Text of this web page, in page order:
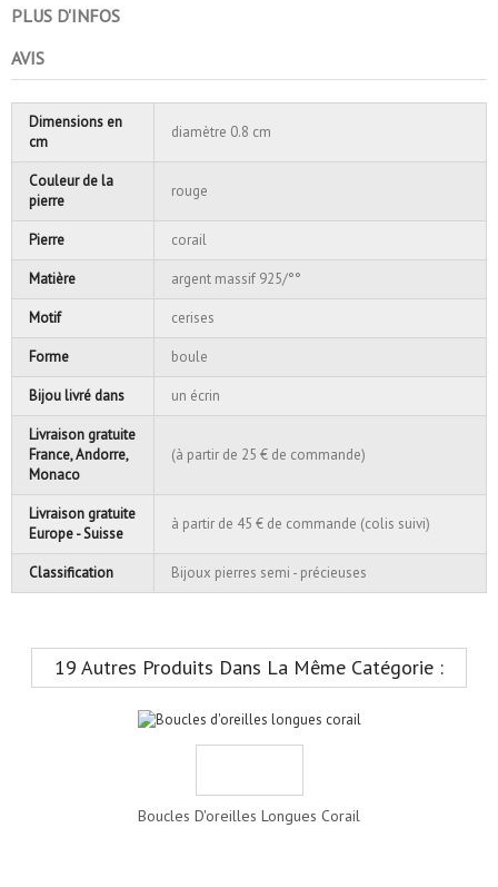
PLUS D'INFOS
AVIS
Dimensions en
cm
diamètre 0.8 cm
Couleur de la
pierre
rouge
Pierre corail
Matière argent massif 925/°°
Motif cerises
Forme boule
Bijou livré dans un écrin
Livraison gratuite
France, Andorre,
Monaco
(à partir de 25 € de commande)
Livraison gratuite
Europe - Suisse
à partir de 45 € de commande (colis suivi)
Classification Bijoux pierres semi - précieuses
19 Autres Produits Dans La Même Catégorie :
Boucles D'oreilles Longues Corail